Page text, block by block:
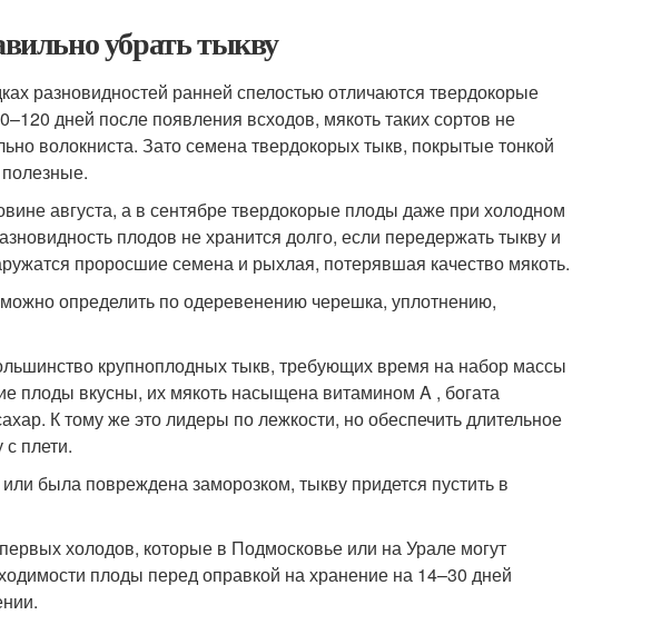
убрать тыкву
разновидностей ранней спелостью отличаются твердокорые
дней после появления всходов, мякоть таких сортов не
волокниста. Зато семена твердокорых тыкв, покрытые тонкой
августа, а в сентябре твердокорые плоды даже при холодном
плодов не хранится долго, если передержать тыкву и
проросшие семена и рыхлая, потерявшая качество мякоть.
определить по одеревенению черешка, уплотнению,
крупноплодных тыкв, требующих время на набор массы
плоды вкусны, их мякоть насыщена витамином A , богата
К тому же это лидеры по лежкости, но обеспечить длительное
плети.
была повреждена заморозком, тыкву придется пустить в
холодов, которые в Подмосковье или на Урале могут
плоды перед оправкой на хранение на 14–30 дней